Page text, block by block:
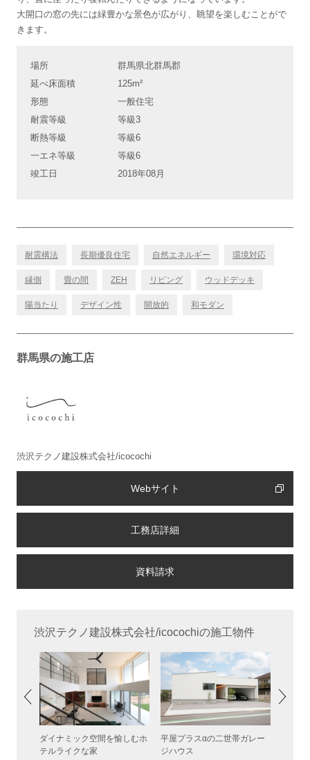
大開口の窓の先には緑豊かな景色が広がり、眺望を楽しむことがで
きます。
場所
群馬県北群馬郡
延べ床面積
125m²
形態
一般住宅
耐震等級
等級3
断熱等級
等級6
一エネ等級
等級6
竣工日
2018年08月
耐震構法 長期優良住宅 自然エネルギー 環境対応
縁側 畳の間 ZEH リビング ウッドデッキ
陽当たり デザイン性 開放的 和モダン
群馬県の施工店
渋沢テクノ建設株式会社/icocochi
Webサイト
工務店詳細
渋沢テクノ建設株式会社/icocochiの施工物件
ダイナミック空間を愉しむホ
テルライクな家
平屋プラスαの二世帯ガレー
ジハウス